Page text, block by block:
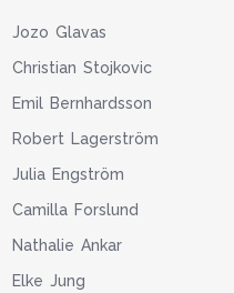
Jozo Glavas
Christian Stojkovic
Emil Bernhardsson
Robert Lagerström
Julia Engström
Camilla Forslund
Nathalie Ankar
Elke Jung